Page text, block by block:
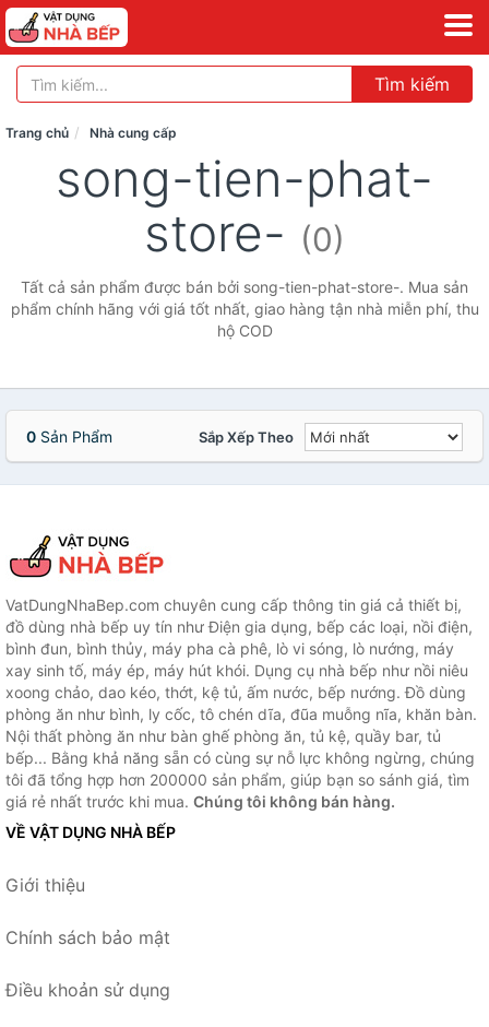
Tìm kiếm
Trang chủ Nhà cung cấp
song-tien-phat-
store- (0)
Tất cả sản phẩm được bán bởi song-tien-phat-store-. Mua sản
phẩm chính hãng với giá tốt nhất, giao hàng tận nhà miễn phí, thu
hộ COD
0 Sản Phẩm Sắp Xếp Theo
VatDungNhaBep.com chuyên cung cấp thông tin giá cả thiết bị,
đồ dùng nhà bếp uy tín như Điện gia dụng, bếp các loại, nồi điện,
bình đun, bình thủy, máy pha cà phê, lò vi sóng, lò nướng, máy
xay sinh tố, máy ép, máy hút khói. Dụng cụ nhà bếp như nồi niêu
xoong chảo, dao kéo, thớt, kệ tủ, ấm nước, bếp nướng. Đồ dùng
phòng ăn như bình, ly cốc, tô chén dĩa, đũa muỗng nĩa, khăn bàn.
Nội thất phòng ăn như bàn ghế phòng ăn, tủ kệ, quầy bar, tủ
bếp... Bằng khả năng sẵn có cùng sự nỗ lực không ngừng, chúng
tôi đã tổng hợp hơn 200000 sản phẩm, giúp bạn so sánh giá, tìm
giá rẻ nhất trước khi mua. Chúng tôi không bán hàng.
VỀ VẬT DỤNG NHÀ BẾP
Giới thiệu
Chính sách bảo mật
Điều khoản sử dụng